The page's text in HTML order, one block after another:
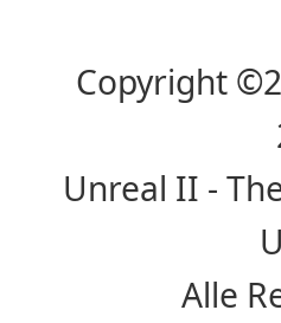
Copyright
Unreal II -
Alle